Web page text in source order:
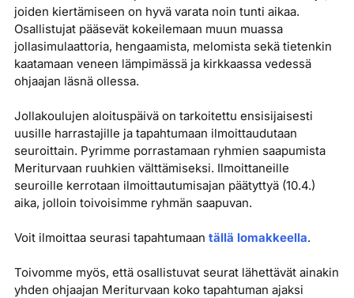
joiden kiertämiseen on hyvä varata noin tunti aikaa.
Osallistujat pääsevät kokeilemaan muun muassa
jollasimulaattoria, hengaamista, melomista sekä tietenkin
kaatamaan veneen lämpimässä ja kirkkaassa vedessä
ohjaajan läsnä ollessa.
Jollakoulujen aloituspäivä on tarkoitettu ensisijaisesti
uusille harrastajille ja tapahtumaan ilmoittaudutaan
seuroittain. Pyrimme porrastamaan ryhmien saapumista
Meriturvaan ruuhkien välttämiseksi. Ilmoittaneille
seuroille kerrotaan ilmoittautumisajan päätyttyä (10.4.)
aika, jolloin toivoisimme ryhmän saapuvan.
Voit ilmoittaa seurasi tapahtumaan tällä lomakkeella.
Toivomme myös, että osallistuvat seurat lähettävät ainakin
yhden ohjaajan Meriturvaan koko tapahtuman ajaksi